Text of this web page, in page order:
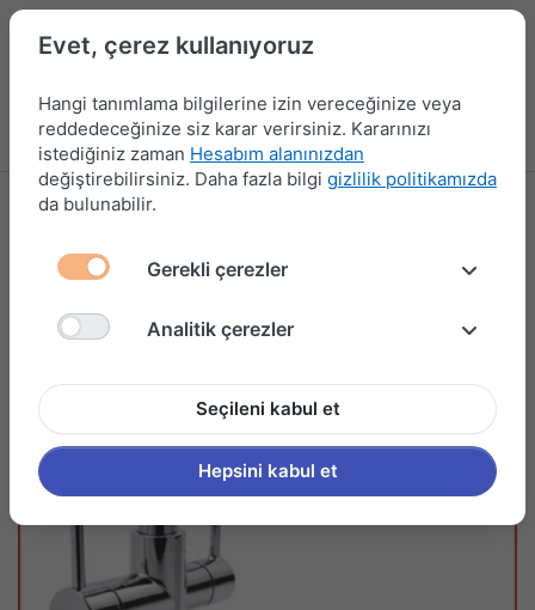
Menü Kampanyalar Yeni Ürünler Giriş yap
Evet, çerez kullanıyoruz
Hangi tanımlama bilgilerine izin vereceğinize veya
reddedeceğinize siz karar verirsiniz. Kararınızı
istediğiniz zaman Hesabım alanınızdan
değiştirebilirsiniz. Daha fazla bilgi gizlilik politikamızda
da bulunabilir.
Gerekli çerezler
Analitik çerezler
Seçileni kabul et
Hepsini kabul et